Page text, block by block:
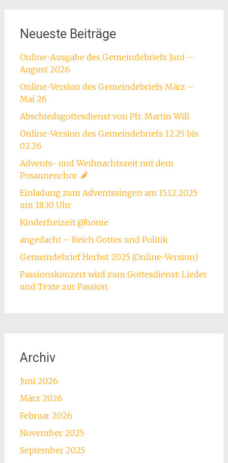
Neueste Beiträge
Online-Ausgabe des Gemeindebriefs Juni –
August 2026
Online-Version des Gemeindebriefs März –
Mai 26
Abschiedsgottesdienst von Pfr. Martin Will
Online-Version des Gemeindebriefs 12.25 bis
02.26
Advents- und Weihnachtszeit mit dem
Posaunenchor
Einladung zum Adventssingen am 15.12.2025
um 18.30 Uhr
Kinderfreizeit @home
angedacht – Reich Gottes und Politik
Gemeindebrief Herbst 2025 (Online-Version)
Passionskonzert wird zum Gottesdienst: Lieder
und Texte zur Passion
Archiv
Juni 2026
März 2026
Februar 2026
November 2025
September 2025